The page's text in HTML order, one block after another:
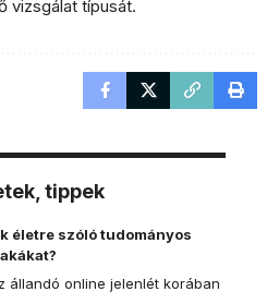
vizsgálat típusát.
tippek
életre szóló tudományos
állandó online jelenlét korában